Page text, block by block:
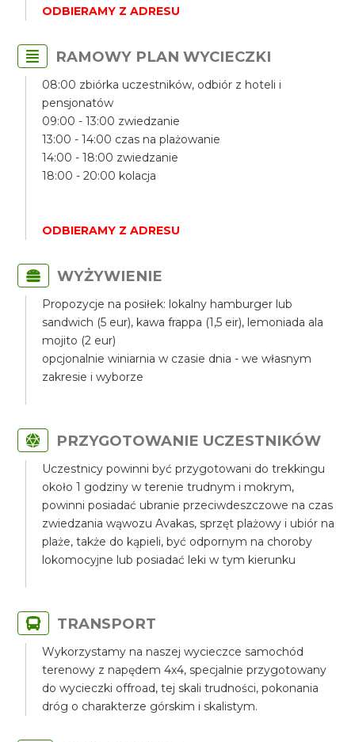
ODBIERAMY Z ADRESU
RAMOWY PLAN WYCIECZKI
08:00 zbiórka uczestników, odbiór z hoteli i
pensjonatów
09:00 - 13:00 zwiedzanie
13:00 - 14:00 czas na plażowanie
14:00 - 18:00 zwiedzanie
18:00 - 20:00 kolacja
ODBIERAMY Z ADRESU
WYŻYWIENIE
Propozycje na posiłek: lokalny hamburger lub
sandwich (5 eur), kawa frappa (1,5 eir), lemoniada ala
mojito (2 eur)
opcjonalnie winiarnia w czasie dnia - we własnym
zakresie i wyborze
PRZYGOTOWANIE UCZESTNIKÓW
Uczestnicy powinni być przygotowani do trekkingu
około 1 godziny w terenie trudnym i mokrym,
powinni posiadać ubranie przeciwdeszczowe na czas
zwiedzania wąwozu Avakas, sprzęt plażowy i ubiór na
plaże, także do kąpieli, być odpornym na choroby
lokomocyjne lub posiadać leki w tym kierunku
TRANSPORT
Wykorzystamy na naszej wycieczce samochód
terenowy z napędem 4x4, specjalnie przygotowany
do wycieczki offroad, tej skali trudności, pokonania
dróg o charakterze górskim i skalistym.